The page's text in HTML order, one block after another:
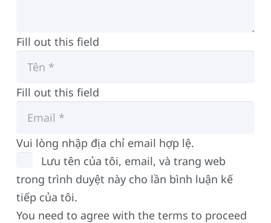
Fill out this field
Fill out this field
Vui lòng nhập địa chỉ email hợp lệ.
Lưu tên của tôi, email, và trang web
trong trình duyệt này cho lần bình luận kế
tiếp của tôi.
You need to agree with the terms to proceed